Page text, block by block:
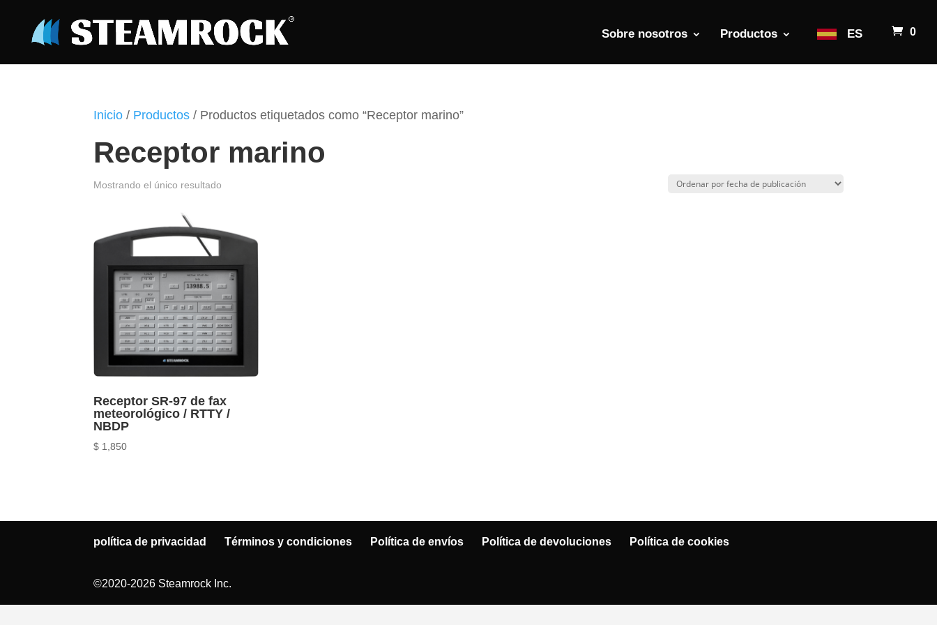
Sobre nosotros Productos ES 0
Inicio / Productos / Productos etiquetados como “Receptor marino”
Receptor marino
Mostrando el único resultado
Receptor SR-97 de fax
meteorológico / RTTY /
NBDP
$ 1,850
política de privacidad Términos y condiciones Política de envíos Política de devoluciones Política de cookies
©2020-2026 Steamrock Inc.